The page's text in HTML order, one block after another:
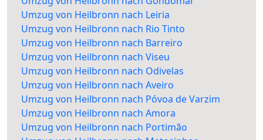
Umzug von Heilbronn nach Leiria
Umzug von Heilbronn nach Rio Tinto
Umzug von Heilbronn nach Barreiro
Umzug von Heilbronn nach Viseu
Umzug von Heilbronn nach Odivelas
Umzug von Heilbronn nach Aveiro
Umzug von Heilbronn nach Póvoa de Varzim
Umzug von Heilbronn nach Amora
Umzug von Heilbronn nach Portimão